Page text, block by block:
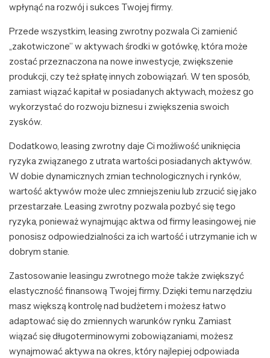
wpłynąć na rozwój i sukces Twojej firmy.
Przede wszystkim, leasing zwrotny pozwala Ci zamienić
„zakotwiczone” w aktywach środki w gotówkę, która może
zostać przeznaczona na nowe inwestycje, zwiększenie
produkcji, czy też spłatę innych zobowiązań. W ten sposób,
zamiast wiązać kapitał w posiadanych aktywach, możesz go
wykorzystać do rozwoju biznesu i zwiększenia swoich
zysków.
Dodatkowo, leasing zwrotny daje Ci możliwość uniknięcia
ryzyka związanego z utrata wartości posiadanych aktywów.
W dobie dynamicznych zmian technologicznych i rynków,
wartość aktywów może ulec zmniejszeniu lub zrzucić się jako
przestarzałe. Leasing zwrotny pozwala pozbyć się tego
ryzyka, ponieważ wynajmując aktwa od firmy leasingowej, nie
ponosisz odpowiedzialności za ich wartość i utrzymanie ich w
dobrym stanie.
Zastosowanie leasingu zwrotnego może także zwiększyć
elastyczność finansową Twojej firmy. Dzięki temu narzędziu
masz większą kontrolę nad budżetem i możesz łatwo
adaptować się do zmiennych warunków rynku. Zamiast
wiązać się długoterminowymi zobowiązaniami, możesz
wynajmować aktywa na okres, który najlepiej odpowiada